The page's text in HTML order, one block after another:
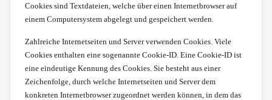
Cookies sind Textdateien, welche über einen Internetbrowser auf
einem Computersystem abgelegt und gespeichert werden.
Zahlreiche Internetseiten und Server verwenden Cookies. Viele
Cookies enthalten eine sogenannte Cookie-ID. Eine Cookie-ID ist
eine eindeutige Kennung des Cookies. Sie besteht aus einer
Zeichenfolge, durch welche Internetseiten und Server dem
konkreten Internetbrowser zugeordnet werden können, in dem das